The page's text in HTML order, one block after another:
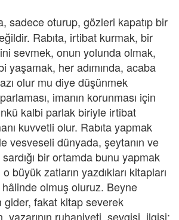
sadece oturup, gözleri kapatıp bir
Rabıta, irtibat kurmak, bir
sevmek, onun yolunda olmak,
yaşamak, her adımında, acaba
olur mu diye düşünmek
imanın korunması için
kalbi parlak biriyle irtibat
kuvvetli olur. Rabıta yapmak
vesveseli dünyada, şeytanın ve
bir ortamda bunu yapmak
büyük zatların yazdıkları kitapları
olmuş oluruz. Beyne
gider, fakat kitap severek
yazarının ruhaniyeti, sevgisi, ilgisi;